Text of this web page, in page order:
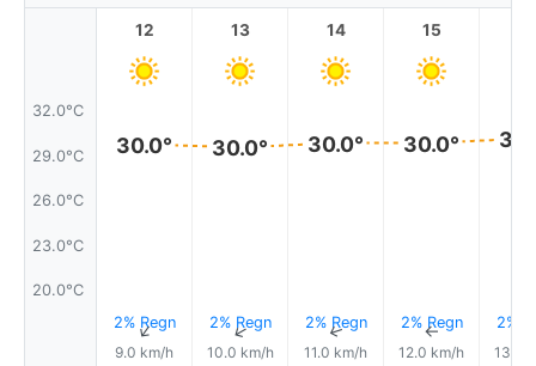
32.0°C
29.0°C
26.0°C
23.0°C
20.0°C
12
30.0°
2% Regn
↑
9.0 km/h
13
30.0°
2% Regn
↑
10.0 km/h
14
30.0°
2% Regn
↑
11.0 km/h
15
30.0°
2% Regn
↑
12.0 km/h
2%
13.0